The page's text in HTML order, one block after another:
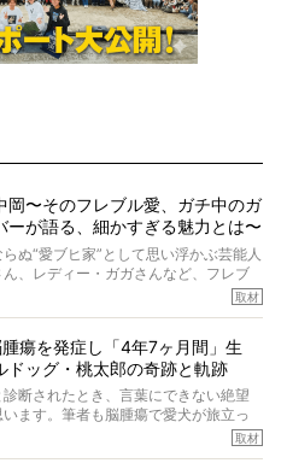
岡〜そのフレブル愛、ガチ中のガ
ーが語る、細かすぎる魅力とは〜
ぬ“愛ブヒ家”として思い浮かぶ芸能人
、レディー・ガガさんなど、フレブ
多いと思います。が、ロッチ中岡さん
を覗くと、たくさんのフレブルアカウ
いて、わが『FRENCH BULLDOG
トーラスも、その中の一頭。
レブルの魅力を語っていただきまし
りは、思ってた以上！ ガチ中のガチ
取材
腫瘍を発症し「4年7ヶ月間」生
ドッグ・桃太郎の奇跡と軌跡
断されたとき、言葉にできない絶望
ます。筆者も脳腫瘍で愛犬が旅立っ
そ、どれほど厄介で困難な病気かを理取材